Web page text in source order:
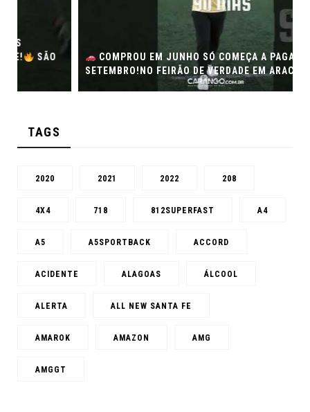
COMPROU EM JUNHO SÓ COMEÇA A PAGAR EM
SETEMBRO!NO FEIRÃO DE VERDADE EM ARACJU
TAGS
2020 2021 2022 208
4X4 718 812SUPERFAST A4
A5 A5SPORTBACK ACCORD
ACIDENTE ALAGOAS ÁLCOOL
ALERTA ALL NEW SANTA FE
AMAROK AMAZON AMG
AMGGT